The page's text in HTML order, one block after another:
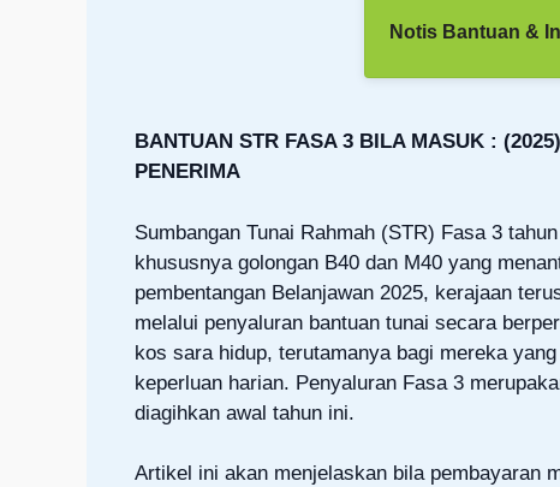
Notis Bantuan &
BANTUAN STR FASA 3 BILA MASUK :
PENERIMA
Sumbangan Tunai Rahmah (STR) Fasa 3
khususnya golongan B40 dan M40 yang
pembentangan Belanjawan 2025, kerajaan
melalui penyaluran bantuan tunai secara
kos sara hidup, terutamanya bagi mereka
keperluan harian. Penyaluran Fasa 3
diagihkan awal tahun ini.
Artikel ini akan menjelaskan bila pembayaran